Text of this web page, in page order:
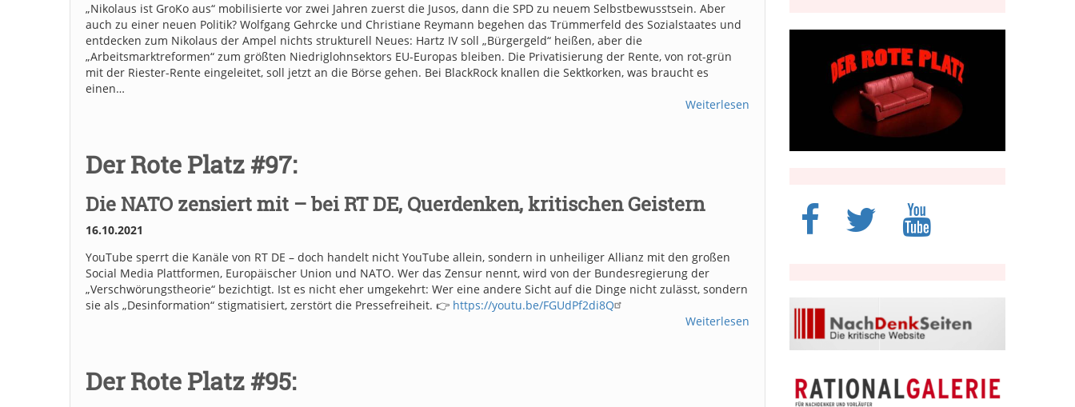
„Nikolaus ist GroKo aus“ mobilisierte vor zwei Jahren zuerst die Jusos, dann die SPD zu neuem Selbstbewusstsein. Aber
auch zu einer neuen Politik? Wolfgang Gehrcke und Christiane Reymann begehen das Trümmerfeld des Sozialstaates und
entdecken zum Nikolaus der Ampel nichts strukturell Neues: Hartz IV soll „Bürgergeld“ heißen, aber die
„Arbeitsmarktreformen“ zum größten Niedriglohnsektors EU-Europas bleiben. Die Privatisierung der Rente, von rot-grün
mit der Riester-Rente eingeleitet, soll jetzt an die Börse gehen. Bei BlackRock knallen die Sektkorken, was braucht es
einen…
Weiterlesen
Der Rote Platz #97:
Die NATO zensiert mit – bei RT DE, Querdenken, kritischen Geistern
16.10.2021
YouTube sperrt die Kanäle von RT DE – doch handelt nicht YouTube allein, sondern in unheiliger Allianz mit den großen
Social Media Plattformen, Europäischer Union und NATO. Wer das Zensur nennt, wird von der Bundesregierung der
„Verschwörungstheorie“ bezichtigt. Ist es nicht eher umgekehrt: Wer eine andere Sicht auf die Dinge nicht zulässt, sondern
sie als „Desinformation“ stigmatisiert, zerstört die Pressefreiheit. 👉 https://youtu.be/FGUdPf2di8Q
Weiterlesen
Der Rote Platz #95: